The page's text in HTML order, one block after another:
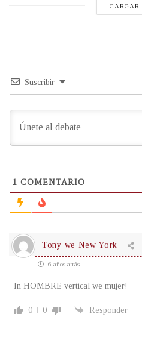
CARGAR
Suscribir
1 COMENTARIO
Tony we New York
6 años atrás
In HOMBRE vertical we mujer!
0 0 Responder